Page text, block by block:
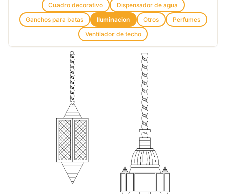
Cuadro decorativo
Dispensador de agua
Ganchos para batas
Iluminacion Otros
Perfumes
Ventilador de techo